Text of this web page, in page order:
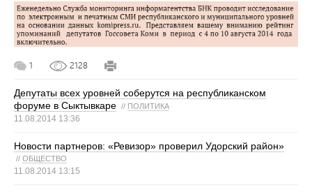
1 2128
Депутаты всех уровней соберутся на республиканском
форуме в Сыктывкаре // ПОЛИТИКА
11.08.2014 13:36
Новости партнеров: «Ревизор» проверил Удорский район»
// ОБЩЕСТВО
11.08.2014 13:15